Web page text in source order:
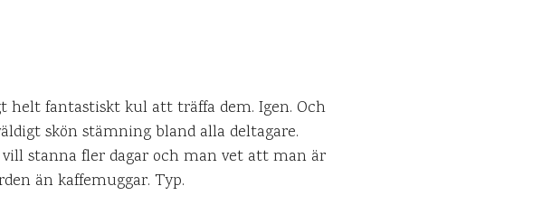
helt fantastiskt kul att träffa dem. Igen. Och
skön stämning bland alla deltagare.
stanna fler dagar och man vet att man är
än kaffemuggar. Typ.